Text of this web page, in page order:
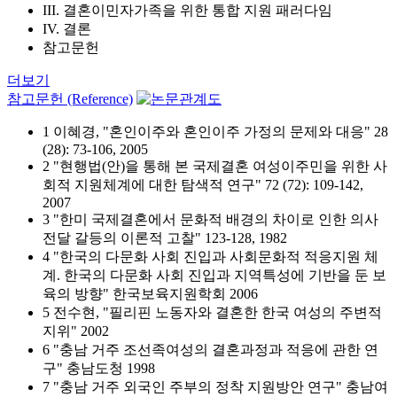
III. 결혼이민자가족을 위한 통합 지원 패러다임
IV. 결론
참고문헌
더보기
참고문헌 (Reference)
1 이혜경, "혼인이주와 혼인이주 가정의 문제와 대응" 28
(28): 73-106, 2005
2 "현행법(안)을 통해 본 국제결혼 여성이주민을 위한 사
회적 지원체계에 대한 탐색적 연구" 72 (72): 109-142,
2007
3 "한미 국제결혼에서 문화적 배경의 차이로 인한 의사
전달 갈등의 이론적 고찰" 123-128, 1982
4 "한국의 다문화 사회 진입과 사회문화적 적응지원 체
계. 한국의 다문화 사회 진입과 지역특성에 기반을 둔 보
육의 방향" 한국보육지원학회 2006
5 전수현, "필리핀 노동자와 결혼한 한국 여성의 주변적
지위" 2002
6 "충남 거주 조선족여성의 결혼과정과 적응에 관한 연
구" 충남도청 1998
7 "충남 거주 외국인 주부의 정착 지원방안 연구" 충남여